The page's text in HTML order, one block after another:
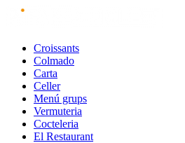
Vés
Croissants
Colmado
Carta
Celler
Menú grups
Vermuteria
Cocteleria
El Restaurant